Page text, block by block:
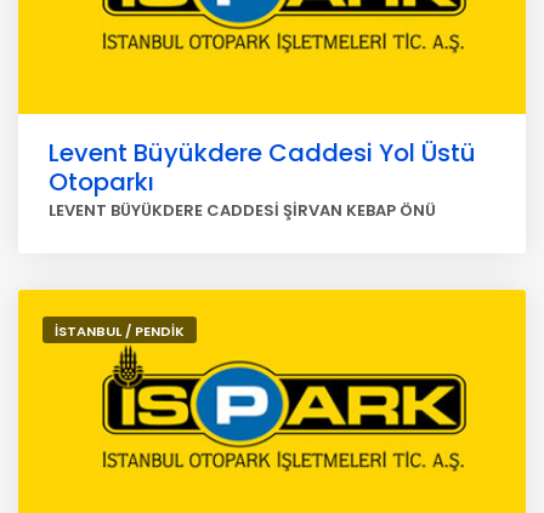
Levent Büyükdere Caddesi Yol Üstü
Otoparkı
LEVENT BÜYÜKDERE CADDESİ ŞİRVAN KEBAP ÖNÜ
İSTANBUL / PENDİK